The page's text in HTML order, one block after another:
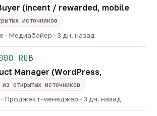
(incent / rewarded, mobile
источников
· Медиабайер · 3 дн. назад
RUB
Manager (WordPress,
из открытых источников
Проджект-менеджер · 3 дн. назад